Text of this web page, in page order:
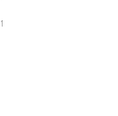
1